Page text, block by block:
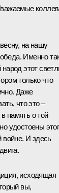
на нашу
Именно
народ этот
только что
Даже
что это –
память о той
удостоены
войне. И здесь
исходящая
вы,